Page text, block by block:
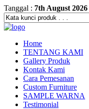
Tanggal : 7th August 2026
Home
TENTANG KAMI
Gallery Produk
Kontak Kami
Cara Pemesanan
Custom Furniture
SAMPLE WARNA
Testimonial